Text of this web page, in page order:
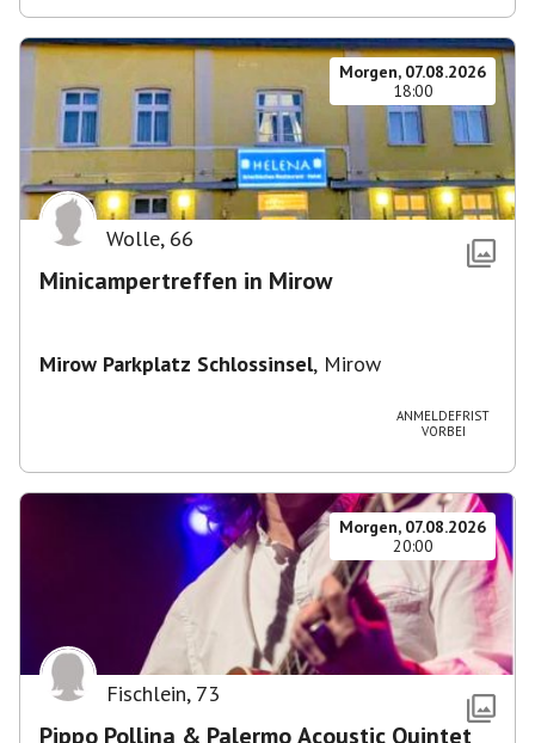
Morgen, 07.08.2026
18:00
Wolle, 66
Minicampertreffen in Mirow
Mirow Parkplatz Schlossinsel, Mirow
ANMELDEFRIST
VORBEI
Morgen, 07.08.2026
20:00
Fischlein, 73
Pippo Pollina & Palermo Acoustic Quintet